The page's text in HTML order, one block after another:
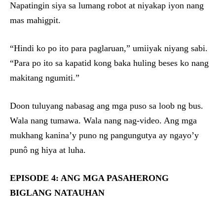
Napatingin siya sa lumang robot at niyakap iyon nang
mas mahigpit.
“Hindi ko po ito para paglaruan,” umiiyak niyang sabi.
“Para po ito sa kapatid kong baka huling beses ko nang
makitang ngumiti.”
Doon tuluyang nabasag ang mga puso sa loob ng bus.
Wala nang tumawa. Wala nang nag-video. Ang mga
mukhang kanina’y puno ng pangungutya ay ngayo’y
punô ng hiya at luha.
EPISODE 4: ANG MGA PASAHERONG
BIGLANG NATAUHAN